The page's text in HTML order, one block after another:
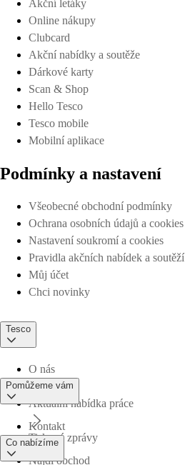
Akční letáky
Online nákupy
Clubcard
Akční nabídky a soutěže
Dárkové karty
Scan & Shop
Hello Tesco
Tesco mobile
Mobilní aplikace
Podmínky a nastavení
Všeobecné obchodní podmínky
Ochrana osobních údajů a cookies
Nastavení soukromí a cookies
Pravidla akčních nabídek a soutěží
Můj účet
Chci novinky
Tesco
O nás
Aktuální nabídka práce
Tiskové zprávy
Pomůžeme vám
Kontakt
Najdi obchod
Co nabízíme